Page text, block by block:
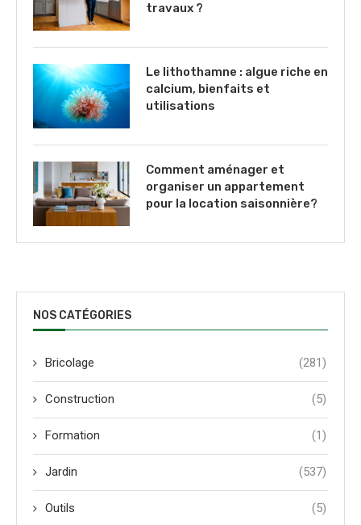
travaux ?
Le lithothamne : algue riche en
calcium, bienfaits et
utilisations
Comment aménager et
organiser un appartement
pour la location saisonnière?
NOS CATÉGORIES
Bricolage (281)
Construction (5)
Formation (1)
Jardin (537)
Outils (5)